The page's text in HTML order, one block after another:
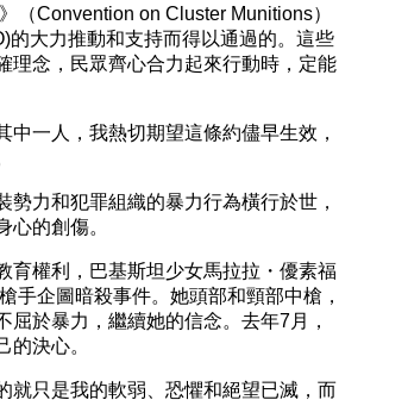
（Convention on Cluster Munitions）
的大力推動和支持而得以通過的。這些
理念，民眾齊心合力起來行動時，定能
一人，我熱切期望這條約儘早生效，
力和犯罪組織的暴力行為橫行於世，
的創傷。
育權利，巴基斯坦少女馬拉拉・優素福
手企圖暗殺事件。她頭部和頸部中槍，
於暴力，繼續她的信念。去年7月，
的決心。
就只是我的軟弱、恐懼和絕望已滅，而